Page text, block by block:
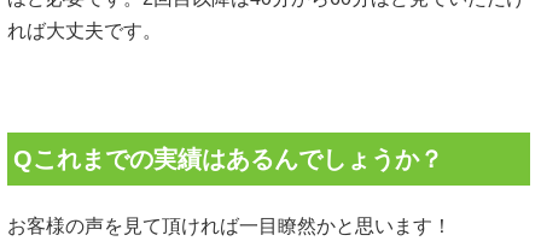
れば大丈夫です。
Qこれまでの実績はあるんでしょうか？
お客様の声を見て頂ければ一目瞭然かと思います！